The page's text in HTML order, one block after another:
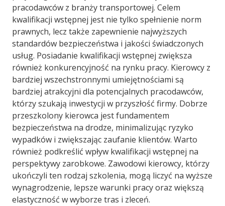
pracodawców z branży transportowej. Celem
kwalifikacji wstępnej jest nie tylko spełnienie norm
prawnych, lecz także zapewnienie najwyższych
standardów bezpieczeństwa i jakości świadczonych
usług. Posiadanie kwalifikacji wstępnej zwiększa
również konkurencyjność na rynku pracy. Kierowcy z
bardziej wszechstronnymi umiejętnościami są
bardziej atrakcyjni dla potencjalnych pracodawców,
którzy szukają inwestycji w przyszłość firmy. Dobrze
przeszkolony kierowca jest fundamentem
bezpieczeństwa na drodze, minimalizując ryzyko
wypadków i zwiększając zaufanie klientów. Warto
również podkreślić wpływ kwalifikacji wstępnej na
perspektywy zarobkowe. Zawodowi kierowcy, którzy
ukończyli ten rodzaj szkolenia, mogą liczyć na wyższe
wynagrodzenie, lepsze warunki pracy oraz większą
elastyczność w wyborze tras i zleceń.